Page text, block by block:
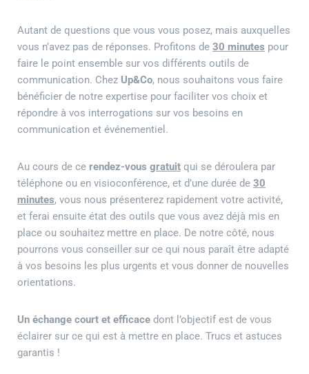
Autant de questions que vous vous posez, mais auxquelles
vous n’avez pas de réponses. Profitons de 30 minutes pour
faire le point ensemble sur vos différents outils de
communication. Chez Up&Co, nous souhaitons vous faire
bénéficier de notre expertise pour faciliter vos choix et
répondre à vos interrogations sur vos besoins en
communication et événementiel.
Au cours de ce rendez-vous gratuit qui se déroulera par
téléphone ou en visioconférence, et d’une durée de 30
minutes, vous nous présenterez rapidement votre activité,
et ferai ensuite état des outils que vous avez déjà mis en
place ou souhaitez mettre en place. De notre côté, nous
pourrons vous conseiller sur ce qui nous paraît être adapté
à vos besoins les plus urgents et vous donner de nouvelles
orientations.
Un échange court et efficace dont l’objectif est de vous
éclairer sur ce qui est à mettre en place. Trucs et astuces
garantis !